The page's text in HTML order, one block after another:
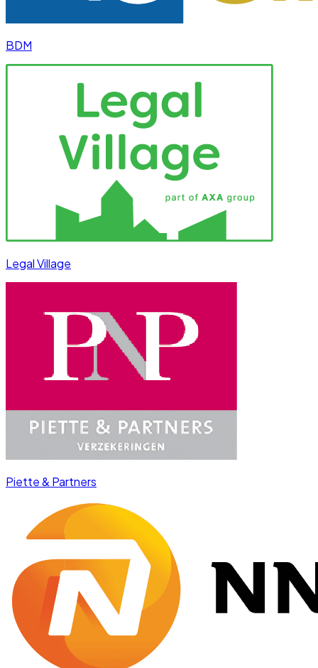
BDM
Legal Village
Piette & Partners